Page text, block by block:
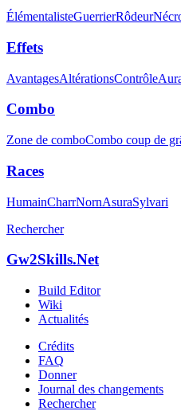
ÉlémentalisteGuerrierRôdeur
Effets
AvantagesAltérationsContrôle
Combo
Zone de comboCombo coup de
Races
HumainCharrNornAsuraSylvari
Rechercher
Gw2Skills.Net
Build Editor
Wiki
Actualités
Crédits
FAQ
Donner
Journal des changements
Rechercher